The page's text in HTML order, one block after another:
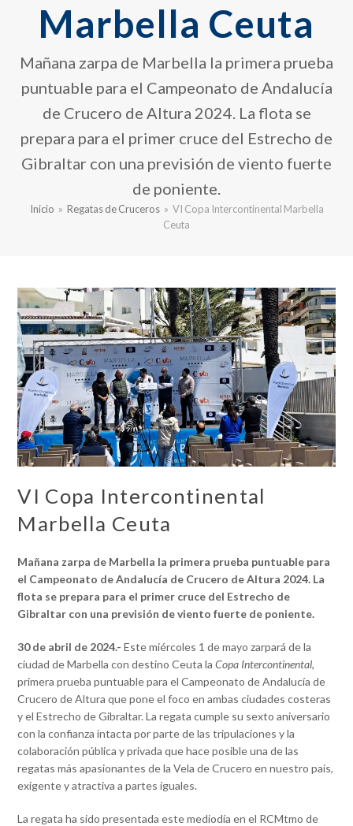
Marbella Ceuta
Mañana zarpa de Marbella la primera prueba
puntuable para el Campeonato de Andalucía
de Crucero de Altura 2024. La flota se
prepara para el primer cruce del Estrecho de
Gibraltar con una previsión de viento fuerte
de poniente.
Inicio » Regatas de Cruceros » VI Copa Intercontinental Marbella
Ceuta
VI Copa Intercontinental
Marbella Ceuta
Mañana zarpa de Marbella la primera prueba puntuable para
el Campeonato de Andalucía de Crucero de Altura 2024. La
flota se prepara para el primer cruce del Estrecho de
Gibraltar con una previsión de viento fuerte de poniente.
30 de abril de 2024.- Este miércoles 1 de mayo zarpará de la
ciudad de Marbella con destino Ceuta laCopa Intercontinental,
primera prueba puntuable para el Campeonato de Andalucía de
Crucero de Altura que pone el foco en ambas ciudades costeras
y el Estrecho de Gibraltar. La regata cumple su sexto aniversario
con la confianza intacta por parte de las tripulaciones y la
colaboración pública y privada que hace posible una de las
regatas más apasionantes de la Vela de Crucero en nuestro pais,
exigente y atractiva a partes iguales.
La regata ha sido presentada este mediodía en el RCMtmo de